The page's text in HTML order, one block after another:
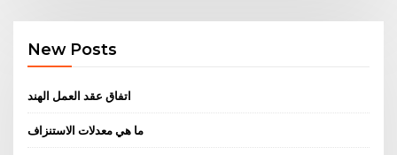
New Posts
اتفاق عقد العمل الهند
ما هي معدلات الاستنزاف